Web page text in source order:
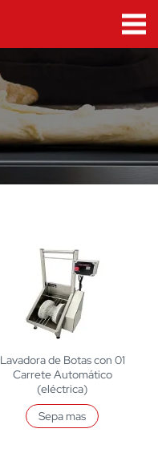
Lavadora de Botas con 01
Carrete Automático
(eléctrica)
Sepa mas